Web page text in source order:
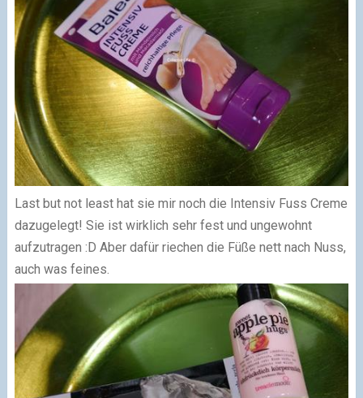
Last but not least hat sie mir noch die Intensiv Fuss Creme
dazugelegt! Sie ist wirklich sehr fest und ungewohnt
aufzutragen :D Aber dafür riechen die Füße nett nach Nuss,
auch was feines.